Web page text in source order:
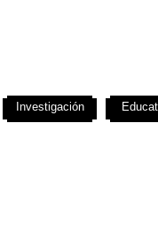
Investigación